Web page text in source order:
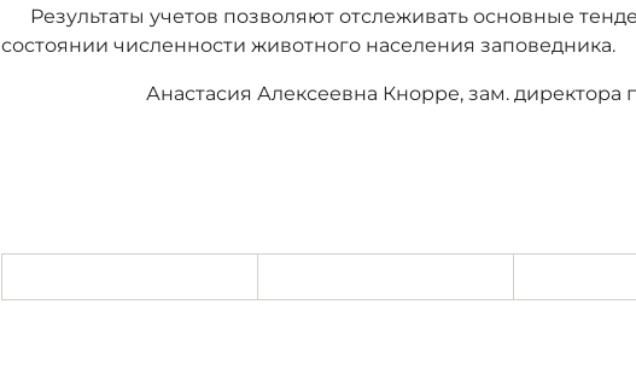
Результаты учетов позволяют отслеживать основные
состоянии численности животного населения заповедника.
Анастасия Алексеевна Кнорре, зам. директора